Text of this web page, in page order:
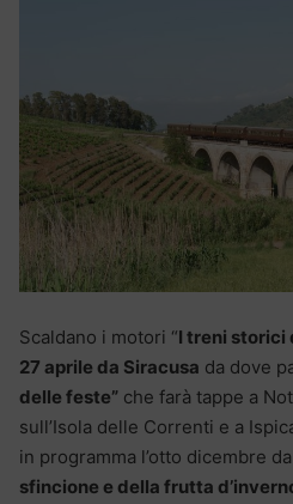
Scaldano i motori “I treni storici
27 aprile da Siracusa da dove
delle feste” che farà tappe a
sull’Isola delle Correnti e a
in programma l’otto dicembre
sfincione e della frutta